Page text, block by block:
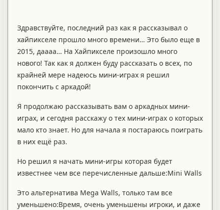
Здравствуйте, последний раз как я рассказывал о
хайпикселе прошло много времени… Это было еще в
2015, даааа… На Хайпикселе произошло много
нового! Так как я должен буду рассказать о всех, по
крайней мере надеюсь мини-играх я решил
покончить с аркадой!
Я продолжаю рассказывать вам о аркадных мини-
играх, и сегодня расскажу о тех мини-играх о которых
мало кто знает. Но для начала я постараюсь поиграть
в них ещё раз.
Но решил я начать мини-игры которая будет
известнее чем все перечисленные дальше:Mini Walls
Это альтернатива Mega Walls, только там все
уменьшено:Время, очень уменьшены игроки, и даже